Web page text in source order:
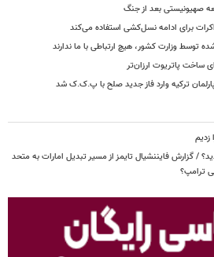
صهیونیستی بعد از جنگ
برای ادامه نسل‌کشی استفاده می‌کند
توسط وزارت کشور، هیچ ارتباطی با ما ندارند
ساخت پاتریوت ارزان‌تر
/ گزارش فایننشیال تایمز از مسیر تبدیل امارات به متحد
ترامپ؟